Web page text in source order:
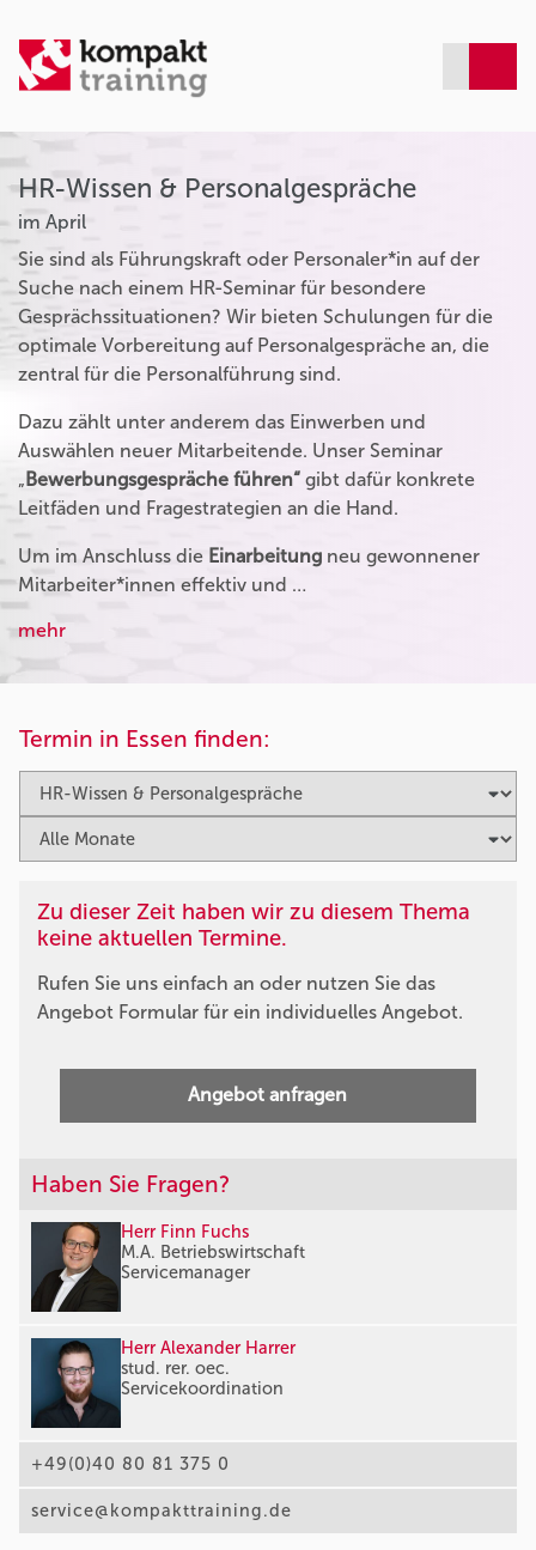
HR-Wissen & Personalgespräche
im April
Sie sind als Führungskraft oder Personaler*in auf der
Suche nach einem HR-Seminar für besondere
Gesprächssituationen? Wir bieten Schulungen für die
optimale Vorbereitung auf Personalgespräche an, die
zentral für die Personalführung sind.
Dazu zählt unter anderem das Einwerben und
Auswählen neuer Mitarbeitende. Unser Seminar
„Bewerbungsgespräche führen“ gibt dafür konkrete
Leitfäden und Fragestrategien an die Hand.
Um im Anschluss die Einarbeitung neu gewonnener
Mitarbeiter*innen effektiv und …
mehr
Termin in Essen finden:
Zu dieser Zeit haben wir zu diesem Thema
keine aktuellen Termine.
Rufen Sie uns einfach an oder nutzen Sie das
Angebot Formular für ein individuelles Angebot.
Angebot anfragen
Haben Sie Fragen?
Herr Finn Fuchs
M.A. Betriebswirtschaft
Servicemanager
Herr Alexander Harrer
stud. rer. oec.
Servicekoordination
+49(0)40 80 81 375 0
service@kompakttraining.de